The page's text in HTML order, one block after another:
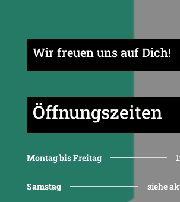
Wir freuen uns auf Dich!
Öffnungszeiten
Montag bis Freitag
Samstag siehe